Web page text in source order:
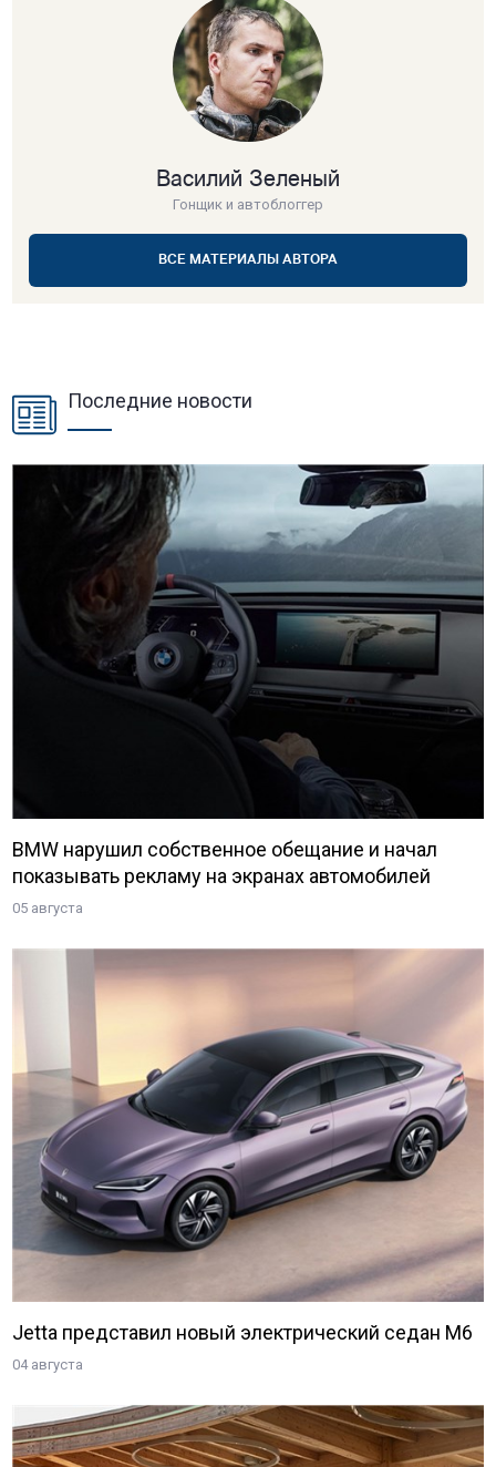
Василий Зеленый
Гонщик и автоблоггер
ВСЕ МАТЕРИАЛЫ АВТОРА
Последние новости
BMW нарушил собственное обещание и начал
показывать рекламу на экранах автомобилей
05 августа
Jetta представил новый электрический седан M6
04 августа